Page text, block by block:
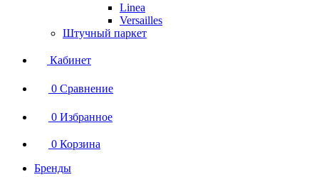
Linea
Versailles
Штучный паркет
Кабинет
0 Сравнение
0 Избранное
0 Корзина
Бренды